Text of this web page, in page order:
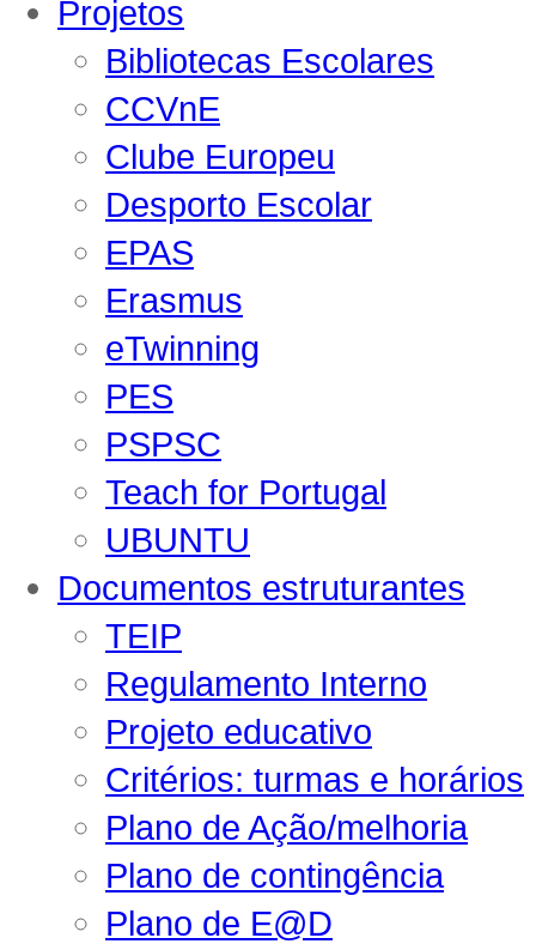
Projetos
Bibliotecas Escolares
CCVnE
Clube Europeu
Desporto Escolar
EPAS
Erasmus
eTwinning
PES
PSPSC
Teach for Portugal
UBUNTU
Documentos estruturantes
TEIP
Regulamento Interno
Projeto educativo
Critérios: turmas e horários
Plano de Ação/melhoria
Plano de contingência
Plano de E@D